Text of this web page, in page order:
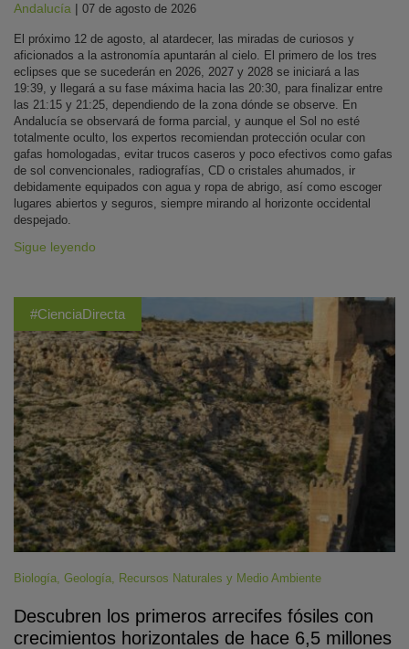
Andalucía | 07 de agosto de 2026
El próximo 12 de agosto, al atardecer, las miradas de curiosos y
aficionados a la astronomía apuntarán al cielo. El primero de los tres
eclipses que se sucederán en 2026, 2027 y 2028 se iniciará a las
19:39, y llegará a su fase máxima hacia las 20:30, para finalizar entre
las 21:15 y 21:25, dependiendo de la zona dónde se observe. En
Andalucía se observará de forma parcial, y aunque el Sol no esté
totalmente oculto, los expertos recomiendan protección ocular con
gafas homologadas, evitar trucos caseros y poco efectivos como gafas
de sol convencionales, radiografías, CD o cristales ahumados, ir
debidamente equipados con agua y ropa de abrigo, así como escoger
lugares abiertos y seguros, siempre mirando al horizonte occidental
despejado.
Sigue leyendo
#CienciaDirecta
Biología, Geología, Recursos Naturales y Medio Ambiente
Descubren los primeros arrecifes fósiles con
crecimientos horizontales de hace 6,5 millones